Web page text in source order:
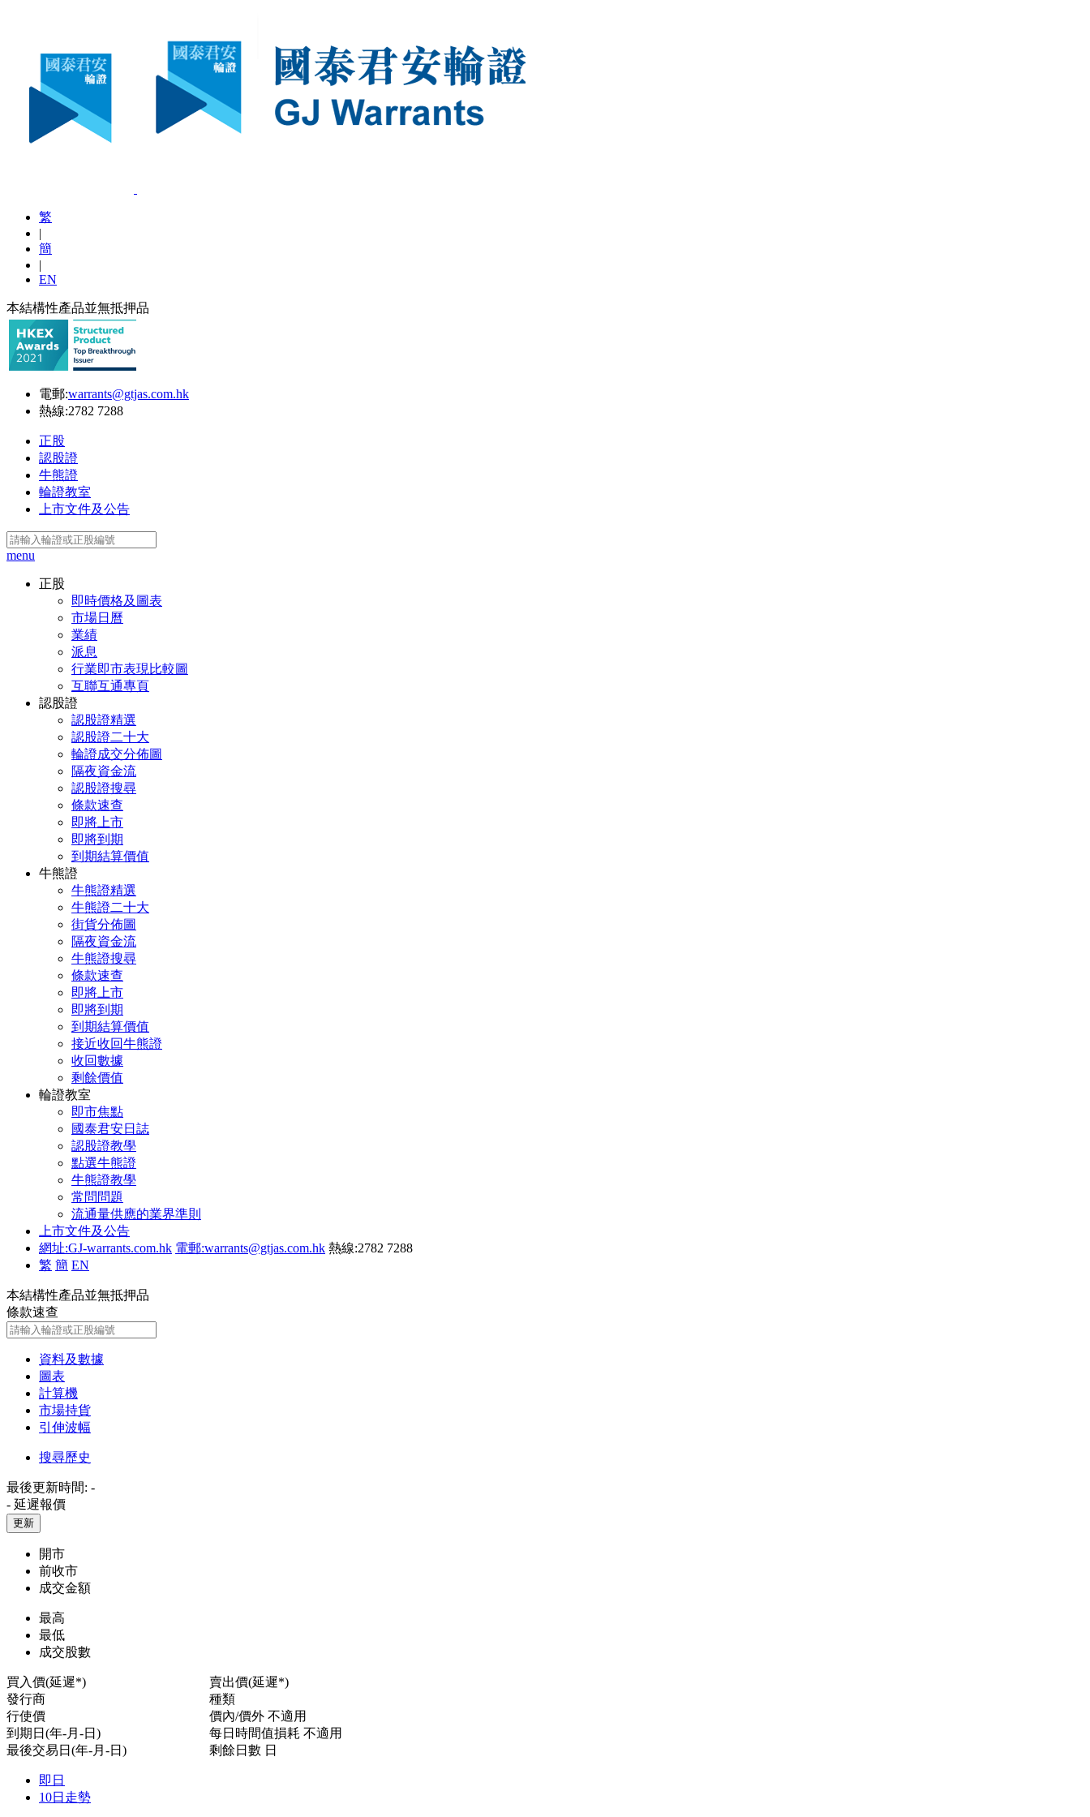
繁
|
簡
|
EN
本結構性產品並無抵押品
電郵:warrants@gtjas.com.hk
熱線:2782 7288
正股
認股證
牛熊證
輪證教室
上市文件及公告
menu
正股
即時價格及圖表
市場日曆
業績
派息
行業即市表現比較圖
互聯互通專頁
認股證
認股證精選
認股證二十大
輪證成交分佈圖
隔夜資金流
認股證搜尋
條款速查
即將上市
即將到期
到期結算價值
牛熊證
牛熊證精選
牛熊證二十大
街貨分佈圖
隔夜資金流
牛熊證搜尋
條款速查
即將上市
即將到期
到期結算價值
接近收回牛熊證
收回數據
剩餘價值
輪證教室
即市焦點
國泰君安日誌
認股證教學
點選牛熊證
牛熊證教學
常問問題
流通量供應的業界準則
上市文件及公告
網址:GJ-warrants.com.hk 電郵:warrants@gtjas.com.hk 熱線:2782 7288
繁 簡 EN
本結構性產品並無抵押品
條款速查
資料及數據
圖表
計算機
市場持貨
引伸波幅
搜尋歷史
最後更新時間: -
- 延遲報價
更新
開市
前收市
成交金額
最高
最低
成交股數
買入價(延遲*)
賣出價(延遲*)
發行商
種類
行使價
價內/價外 不適用
到期日(年-月-日)
每日時間值損耗 不適用
最後交易日(年-月-日)
剩餘日數 日
即日
10日走勢